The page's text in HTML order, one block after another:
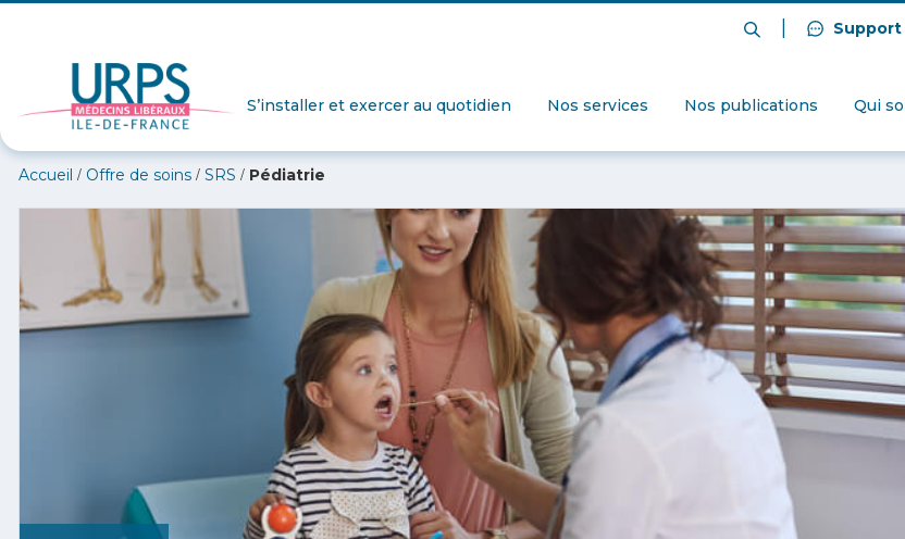
Support
S’installer et exercer au quotidien Nos services Nos publications Qui
Accueil / Offre de soins / SRS / Pédiatrie